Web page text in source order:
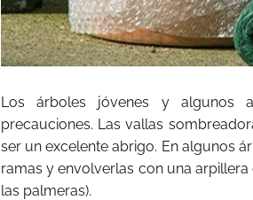
Los árboles jóvenes y algunos
precauciones. Las vallas
ser un excelente abrigo. En algunos
ramas y envolverlas con una
las palmeras).